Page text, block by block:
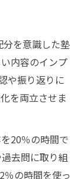
分を意識した塾
内容のインプ
や振り返りに
を両立させま
20％の時間で
去問に取り組
％の時間を使っ